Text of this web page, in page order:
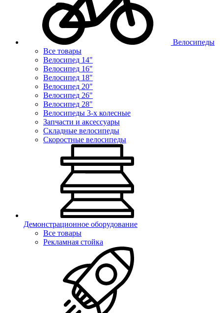
Велосипеды
Все товары
Велосипед 14"
Велосипед 16"
Велосипед 18"
Велосипед 20"
Велосипед 26"
Велосипед 28"
Велосипеды 3-х колесные
Запчасти и аксессуары
Складные велосипеды
Скоростные велосипеды
Демонстрационное оборудование
Все товары
Рекламная стойка